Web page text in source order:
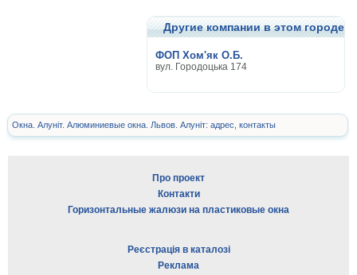
Другие компании в этом городе
ФОП Хом'як О.Б.
вул. Городоцька 174
Окна. Алуніт. Алюминиевые окна. Львов. Алуніт: адрес, контакты
Про проект
Контакти
Горизонтальные жалюзи на пластиковые окна
Реєстрація в каталозі
Реклама